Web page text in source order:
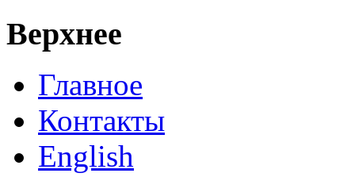
Верхнее
Главное
Контакты
English